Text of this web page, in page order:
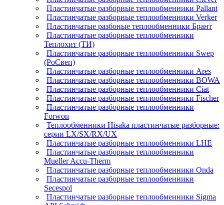
Пластинчатые разборные теплообменники Pallant
Пластинчатые разборные теплообменники Verker
Пластинчатые разбоные теплообменники Брант
Пластинчатые разборные теплообменники
Теплохит (ТИ)
Пластинчатые разборные теплообменники Swep
(РоСвеп)
Пластинчатые разборные теплообменники Ares
Пластинчатые разборные теплообменники BOWA
Пластинчатые разборные теплообменники Ciat
Пластинчатые разборные теплообменники Fischer
Пластинчатые разборные теплообменники
Forwon
Теплообменники Hisaka пластинчатые разборные:
серии LX/SX/RX/UX
Пластинчатые разборные теплообменники LHE
Пластинчатые разборные теплообменники
Mueller Accu-Therm
Пластинчатые разборные теплообменники Onda
Пластинчатые разборные теплообменники
Secespol
Пластинчатые разборные теплообменники Sigma